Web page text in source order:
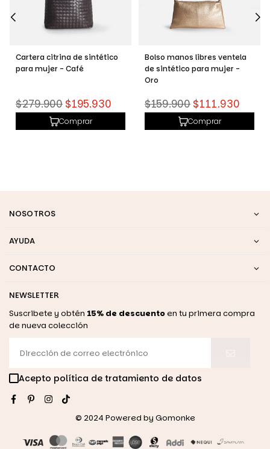
Cartera citrina de sintético
para mujer - Café
Precio
habitual
$279.900$195.930
Comprar
Bolso manos libres ventela
de sintético para mujer -
Precio
habitual
$159.900$111.930
Comprar
NOSOTROS
AYUDA
CONTACTO
NEWSLETTER
Suscribete y obtén 15% de descuentoen tu primera compra
de nueva colección
Acepto política de tratamiento de datos
FacebookPinterestInstagram
© 2024 Powered by Gomonke